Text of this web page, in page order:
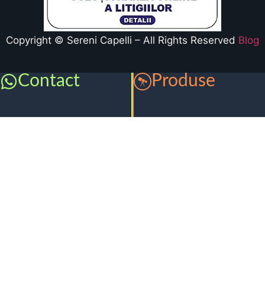
Copyright © Sereni Capelli – All Rights Reserved Blog
Contact Produse